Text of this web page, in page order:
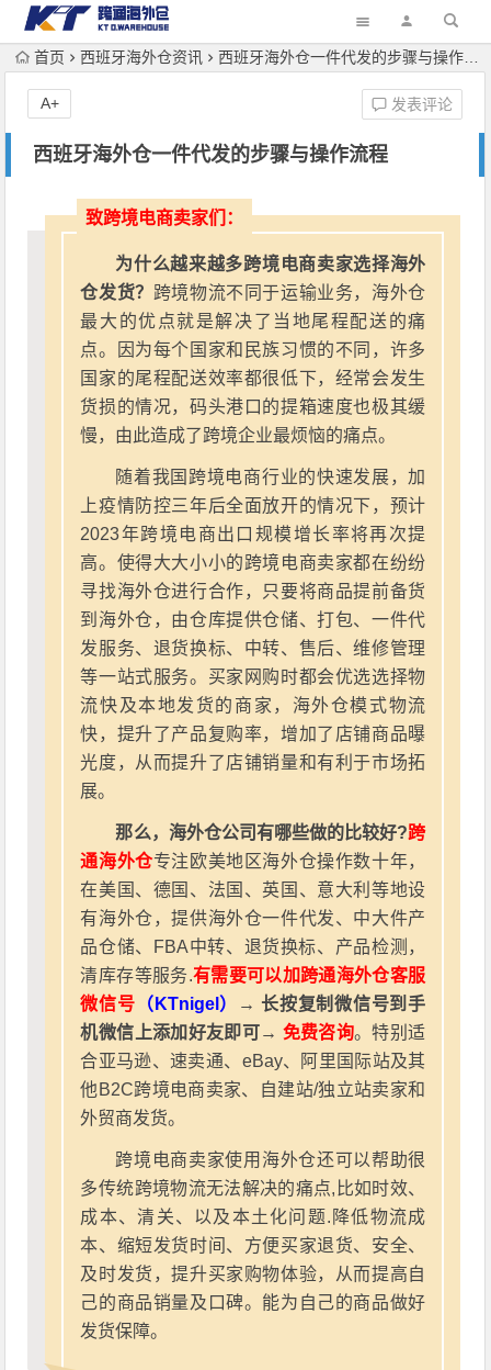
首页 西班牙海外仓资讯 西班牙海外仓一件代发的步骤与操作流程
西班牙海外仓一件代发的步骤与操作流程
发表评论
A+
致跨境电商卖家们：
为什么越来越多跨境电商卖家选择海外
仓发货？ 跨境物流不同于运输业务，海外仓
最大的优点就是解决了当地尾程配送的痛
点。因为每个国家和民族习惯的不同，许多
国家的尾程配送效率都很低下，经常会发生
货损的情况，码头港口的提箱速度也极其缓
慢，由此造成了跨境企业最烦恼的痛点。
随着我国跨境电商行业的快速发展，加
上疫情防控三年后全面放开的情况下，预计
2023年跨境电商出口规模增长率将再次提
高。使得大大小小的跨境电商卖家都在纷纷
寻找海外仓进行合作，只要将商品提前备货
到海外仓，由仓库提供仓储、打包、一件代
发服务、退货换标、中转、售后、维修管理
等一站式服务。买家网购时都会优选选择物
流快及本地发货的商家，海外仓模式物流
快，提升了产品复购率，增加了店铺商品曝
光度，从而提升了店铺销量和有利于市场拓
展。
那么，海外仓公司有哪些做的比较好?跨
通海外仓专注欧美地区海外仓操作数十年，
在美国、德国、法国、英国、意大利等地设
有海外仓，提供海外仓一件代发、中大件产
品仓储、FBA中转、退货换标、产品检测，
清库存等服务.有需要可以加跨通海外仓客服
微信号 （KTnigel）
→ 长按复制微信号到手
机微信上添加好友即可→ 免费咨询。特别适
合亚马逊、速卖通、eBay、阿里国际站及其
他B2C跨境电商卖家、自建站/独立站卖家和
外贸商发货。
跨境电商卖家使用海外仓还可以帮助很
多传统跨境物流无法解决的痛点,比如时效、
成本、清关、以及本土化问题.降低物流成
本、缩短发货时间、方便买家退货、安全、
及时发货，提升买家购物体验，从而提高自
己的商品销量及口碑。能为自己的商品做好
发货保障。